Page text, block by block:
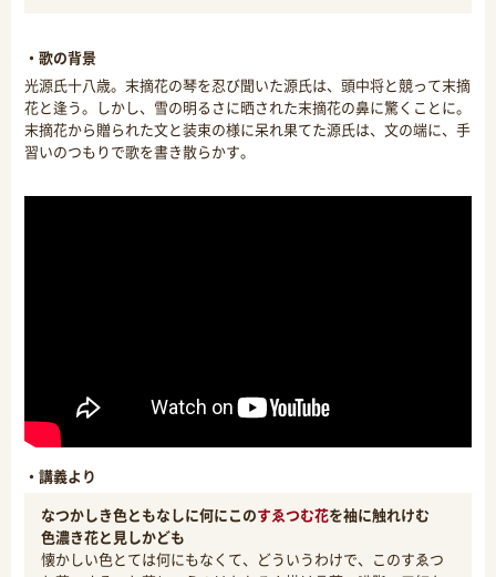
・歌の背景
光源氏十八歳。末摘花の琴を忍び聞いた源氏は、頭中将と競って末摘
花と逢う。しかし、雪の明るさに晒された末摘花の鼻に驚くことに。
末摘花から贈られた文と装束の様に呆れ果てた源氏は、文の端に、手
習いのつもりで歌を書き散らかす。
・講義より
なつかしき色ともなしに何にこのすゑつむ花を袖に触れけむ
色濃き花と見しかども
懐かしい色とては何にもなくて、どういうわけで、このすゑつ